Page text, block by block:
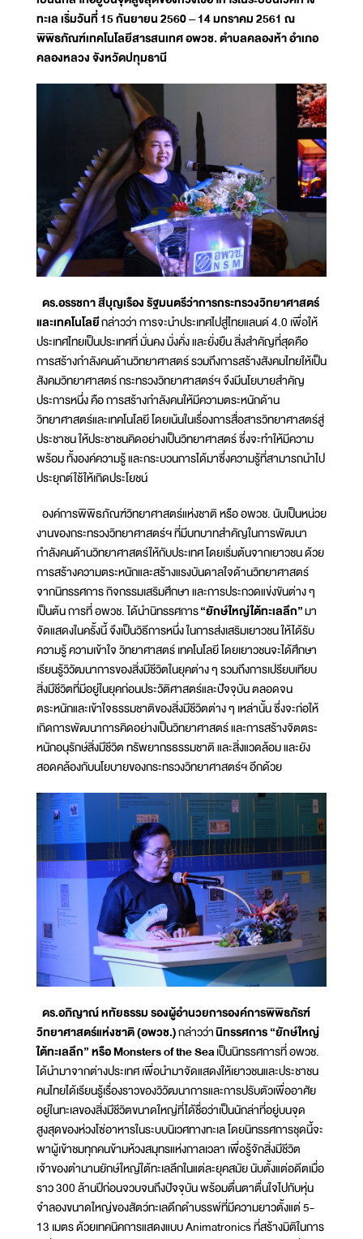
ทะเล เริ่มวันที่ 15 กันยายน 2560 – 14 มกราคม 2561 ณ
พิพิธภัณฑ์เทคโนโลยีสารสนเทศ อพวช. ตำบลคลองห้า อำเภอ
คลองหลวง จังหวัดปทุมธานี
ดร.อรรชกา สีบุญเรือง รัฐมนตรีว่าการกระทรวงวิทยาศาสตร์
และเทคโนโลยีกล่าวว่า การจะนำประเทศไปสู่ไทยแลนด์ 4.0 เพื่อให้
ประเทศไทยเป็นประเทศที่ มั่นคง มั่งคั่ง และยั่งยืน สิ่งสำคัญที่สุดคือ
การสร้างกำลังคนด้านวิทยาศาสตร์ รวมถึงการสร้างสังคมไทยให้เป็น
สังคมวิทยาศาสตร์ กระทรวงวิทยาศาสตร์ฯ จึงมีนโยบายสำคัญ
ประการหนึ่ง คือ การสร้างกำลังคนให้มีความตระหนักด้าน
วิทยาศาสตร์และเทคโนโลยี โดยเน้นในเรื่องการสื่อสารวิทยาศาสตร์สู่
ประชาชน ให้ประชาชนคิดอย่างเป็นวิทยาศาสตร์ ซึ่งจะทำให้มีความ
พร้อม ทั้งองค์ความรู้ และกระบวนการได้มาซึ่งความรู้ที่สามารถนำไป
ประยุกต์ใช้ให้เกิดประโยชน์
องค์การพิพิธภัณฑ์วิทยาศาสตร์แห่งชาติ หรือ อพวช. นับเป็นหน่วย
งานของกระทรวงวิทยาศาสตร์ฯ ที่มีบทบาทสำคัญในการพัฒนา
กำลังคนด้านวิทยาศาสตร์ให้กับประเทศ โดยเริ่มต้นจากเยาวชน ด้วย
การสร้างความตระหนักและสร้างแรงบันดาลใจด้านวิทยาศาสตร์
จากนิทรรศการ กิจกรรมเสริมศึกษา และการประกวดแข่งขันต่าง ๆ
เป็นต้น การที่ อพวช. ได้นำนิทรรศการ“ยักษ์ใหญ่ใต้ทะเลลึก”มา
จัดแสดงในครั้งนี้ จึงเป็นวิธีการหนึ่ง ในการส่งเสริมเยาวชน ให้ได้รับ
ความรู้ ความเข้าใจ วิทยาศาสตร์ เทคโนโลยี โดยเยาวชนจะได้ศึกษา
เรียนรู้วิวัฒนาการของสิ่งมีชีวิตในยุคต่าง ๆ รวมถึงการเปรียบเทียบ
สิ่งมีชีวิตที่มีอยู่ในยุคก่อนประวัติศาสตร์และปัจจุบัน ตลอดจน
ตระหนักและเข้าใจธรรมชาติของสิ่งมีชีวิตต่าง ๆ เหล่านั้น ซึ่งจะก่อให้
เกิดการพัฒนาการคิดอย่างเป็นวิทยาศาสตร์ และการสร้างจิตตระ
หนักอนุรักษ์สิ่งมีชีวิต ทรัพยากรธรรมชาติ และสิ่งแวดล้อม และยัง
สอดคล้องกับนโยบายของกระทรวงวิทยาศาสตร์ฯ อีกด้วย
ดร.อภิญาณ์ หทัยธรรม รองผู้อำนวยการองค์การพิพิธภัรฑ์
วิทยาศาสตร์แห่งชาติ (อพวช.)กล่าวว่านิทรรศการ “ยักษ์ใหญ่
ใต้ทะเลลึก” หรือ Monsters of the Seaเป็นนิทรรศการที่ อพวช.
ได้นำมาจากต่างประเทศ เพื่อนำมาจัดแสดงให้เยาวชนและประชาชน
คนไทยได้เรียนรู้เรื่องราวของวิวัฒนาการและการปรับตัวเพื่ออาศัย
อยู่ในทะเลของสิ่งมีชีวิตขนาดใหญ่ที่ได้ชื่อว่าเป็นนักล่าที่อยู่บนจุด
สูงสุดของห่วงโซ่อาหารในระบบนิเวศทางทะเล โดยนิทรรศการชุดนี้จะ
พาผู้เข้าชมทุกคนข้ามห้วงสมุทรแห่งกาลเวลา เพื่อรู้จักสิ่งมีชีวิต
เจ้าของตำนานยักษ์ใหญ่ใต้ทะเลลึกในแต่ละยุคสมัย นับตั้งแต่อดีตเมื่อ
ราว 300 ล้านปีก่อนจวบจนถึงปัจจุบัน พร้อมตื่นตาตื่นใจไปกับหุ่น
จำลองขนาดใหญ่ของสัตว์ทะเลดึกดำบรรพ์ที่มีความยาวตั้งแต่ 5-
13 เมตร ด้วยเทคนิคการแสดงแบบ Animatronics ที่สร้างมิติในการ